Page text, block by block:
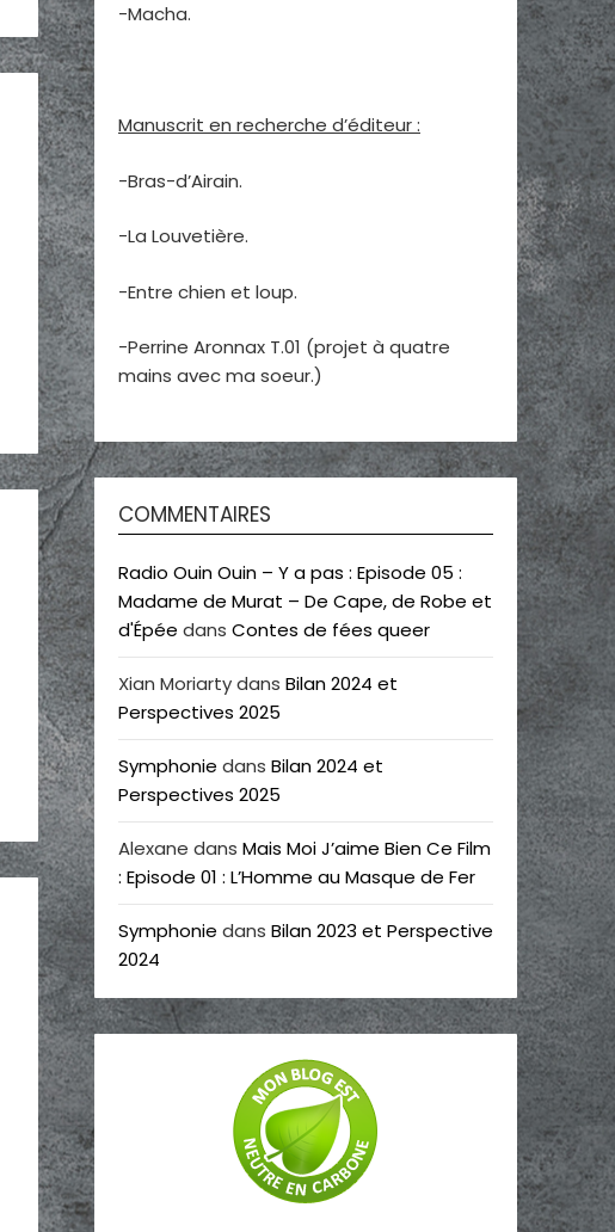
-Macha.
Manuscrit en recherche d’éditeur :
-Bras-d’Airain.
-La Louvetière.
-Entre chien et loup.
-Perrine Aronnax T.01 (projet à quatre
mains avec ma soeur.)
COMMENTAIRES
Radio Ouin Ouin – Y a pas : Episode 05 :
Madame de Murat – De Cape, de Robe et
d'Épée dans Contes de fées queer
Xian Moriartydans Bilan 2024 et
Perspectives 2025
Symphonie dans Bilan 2024 et
Perspectives 2025
Alexane dans Mais Moi J’aime Bien Ce Film
: Episode 01 : L’Homme au Masque de Fer
Symphonie dans Bilan 2023 et Perspective
2024